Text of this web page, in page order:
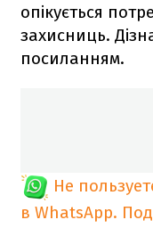
опікується
захисниць.
посиланням.
Не
в WhatsApp.